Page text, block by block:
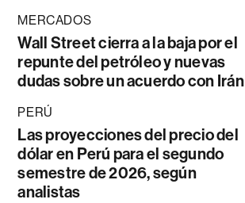
MERCADOS
Wall Street cierra a la baja por el
repunte del petróleo y nuevas
dudas sobre un acuerdo con Irán
PERÚ
Las proyecciones del precio del
dólar en Perú para el segundo
semestre de 2026, según
analistas